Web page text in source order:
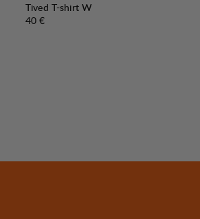
Tived T-shirt W
Preis:
40 €